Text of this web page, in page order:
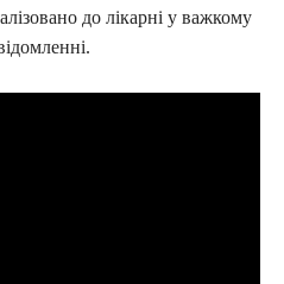
до лікарні у важкому